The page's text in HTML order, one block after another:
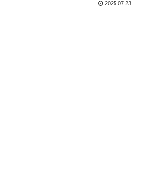
2025.07.23